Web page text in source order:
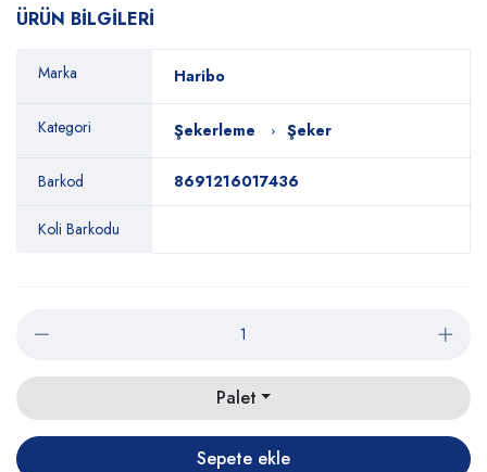
ÜRÜN BİLGİLERİ
Marka Haribo
Kategori Şekerleme Şeker
Barkod 8691216017436
Koli Barkodu
Palet
Sepete ekle